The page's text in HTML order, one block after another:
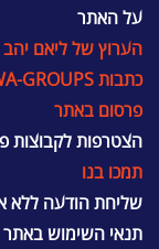
על האתר
הערוץ של ליאם יהב
כתבות WA-GROUPS
פרסום באתר
הצטרפות לקבוצות
תמכו בנו
שליחת הודעה ללא
תנאי השימוש באתר